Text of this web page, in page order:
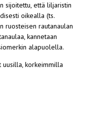
sijoitettu, että liljaristin
oikealla (ts.
ruosteisen rautanaulan
kannetaan
alapuolella.
uusilla, korkeimmilla